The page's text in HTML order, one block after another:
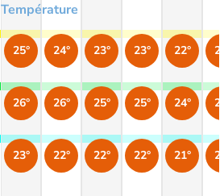
Température
25°
26°
23°
24°
26°
22°
23°
25°
22°
23°
25°
22°
22°
24°
21°